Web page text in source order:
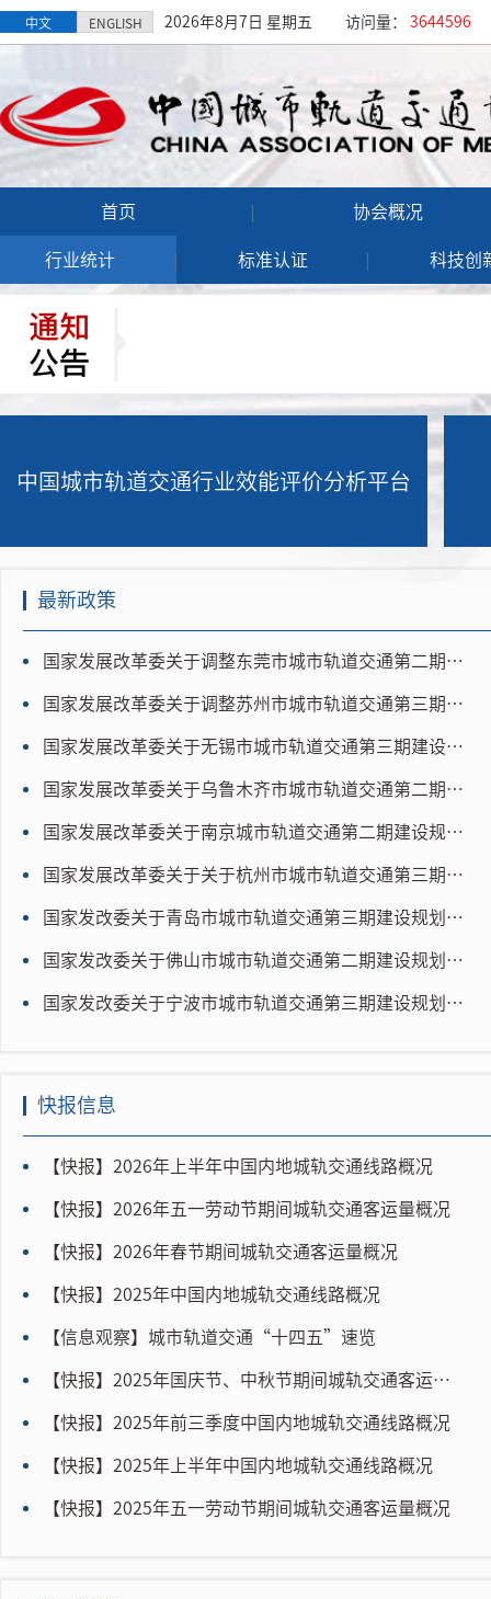
中文 ENGLISH 2026年8月7日 星期五 访问量： 3644596
首页 协会概况
行业统计 标准认证 科技创
中国城市轨道交通行业效能评价分析平台
最新政策
国家发展改革委关于调整东莞市城市轨道交通第二期建设规划方案的批复
国家发展改革委关于调整苏州市城市轨道交通第三期建设规划方案的批复
国家发展改革委关于无锡市城市轨道交通第三期建设规划（2021-2026年）的批复
国家发展改革委关于乌鲁木齐市城市轨道交通第二期建设规划（2016-2021年）的批复
国家发展改革委关于南京城市轨道交通第二期建设规划调整方案（2016～2021年）的批复
国家发展改革委关于关于杭州市城市轨道交通第三期建设规划（2017-2022年）的批复
国家发改委关于青岛市城市轨道交通第三期建设规划（2021-2026年）的批复
国家发改委关于佛山市城市轨道交通第二期建设规划（2021-2026年）的批复
国家发改委关于宁波市城市轨道交通第三期建设规划（2021-2026年）的批复
快报信息
【快报】2026年上半年中国内地城轨交通线路概况
【快报】2026年五一劳动节期间城轨交通客运量概况
【快报】2026年春节期间城轨交通客运量概况
【快报】2025年中国内地城轨交通线路概况
【信息观察】城市轨道交通“十四五”速览
【快报】2025年国庆节、中秋节期间城轨交通客运量概况
【快报】2025年前三季度中国内地城轨交通线路概况
【快报】2025年上半年中国内地城轨交通线路概况
【快报】2025年五一劳动节期间城轨交通客运量概况